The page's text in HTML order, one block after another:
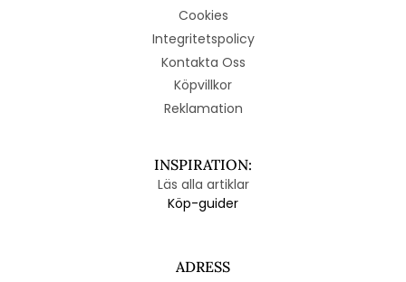
Cookies
Integritetspolicy
Kontakta Oss
Köpvillkor
Reklamation
INSPIRATION:
Läs alla artiklar
Köp-guider
ADRESS